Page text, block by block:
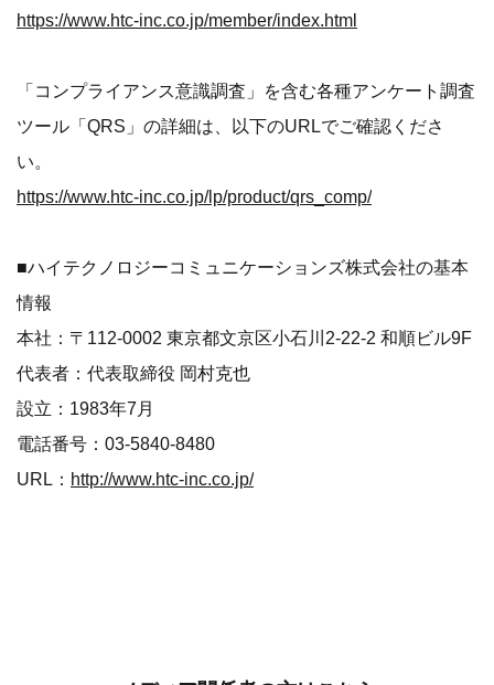
https://www.htc-inc.co.jp/member/index.html
「コンプライアンス意識調査」を含む各種アンケート調査
ツール「QRS」の詳細は、以下のURLでご確認くださ
い。
https://www.htc-inc.co.jp/lp/product/qrs_comp/
■ハイテクノロジーコミュニケーションズ株式会社の基本
情報
本社：〒112-0002 東京都文京区小石川2-22-2 和順ビル9F
代表者：代表取締役 岡村克也
設立：1983年7月
電話番号：03-5840-8480
URL： http://www.htc-inc.co.jp/